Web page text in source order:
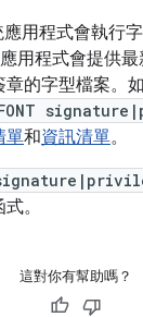
用程式會執行字
用程式會提供
的字型檔案。
單和資訊清單。
。
這對你有幫助嗎？